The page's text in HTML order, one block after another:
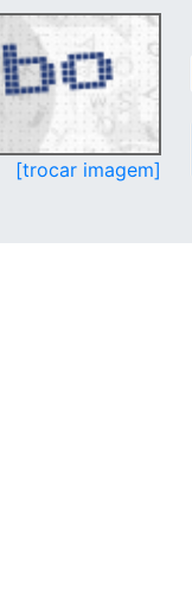
[trocar imagem]